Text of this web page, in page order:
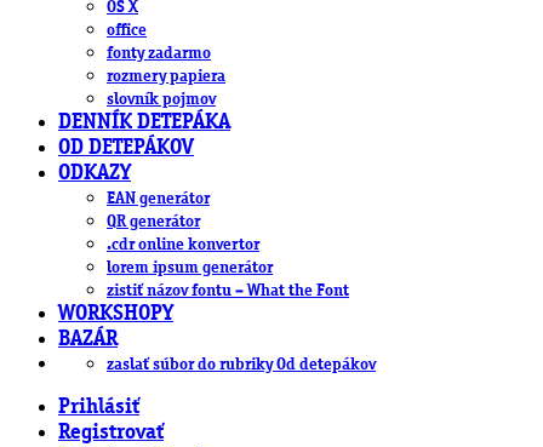
OS X
office
fonty zadarmo
rozmery papiera
slovník pojmov
DENNÍK DETEPÁKA
OD DETEPÁKOV
ODKAZY
EAN generátor
QR generátor
.cdr online konvertor
lorem ipsum generátor
zistiť názov fontu – What the Font
WORKSHOPY
BAZÁR
zaslať súbor do rubriky Od detepákov
Prihlásiť
Registrovať